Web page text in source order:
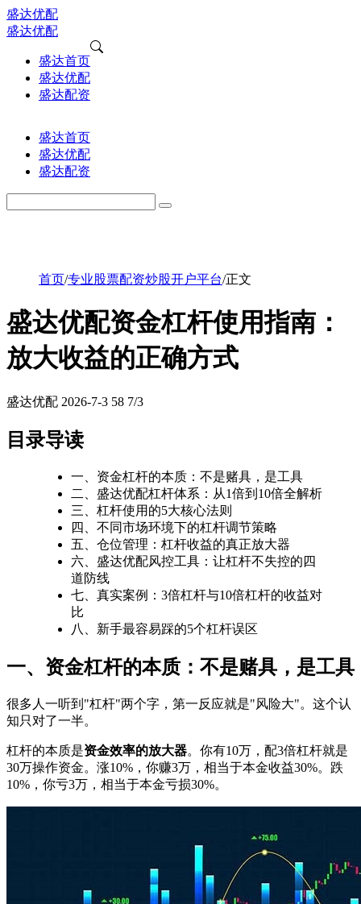
盛达优配
盛达优配
盛达首页
盛达优配
盛达配资
盛达首页
盛达优配
盛达配资
首页/专业股票配资炒股开户平台/正文
盛达优配资金杠杆使用指南：
放大收益的正确方式
盛达优配 2026-7-3 58 7/3
目录导读
一、资金杠杆的本质：不是赌具，是工具
二、盛达优配杠杆体系：从1倍到10倍全解析
三、杠杆使用的5大核心法则
四、不同市场环境下的杠杆调节策略
五、仓位管理：杠杆收益的真正放大器
六、盛达优配风控工具：让杠杆不失控的四
道防线
七、真实案例：3倍杠杆与10倍杠杆的收益对
比
八、新手最容易踩的5个杠杆误区
一、资金杠杆的本质：不是赌具，是工具
很多人一听到"杠杆"两个字，第一反应就是"风险大"。这个认
知只对了一半。
杠杆的本质是‌资金效率的放大器‌。你有10万，配3倍杠杆就是
30万操作资金。涨10%，你赚3万，相当于本金收益30%。跌
10%，你亏3万，相当于本金亏损30%。